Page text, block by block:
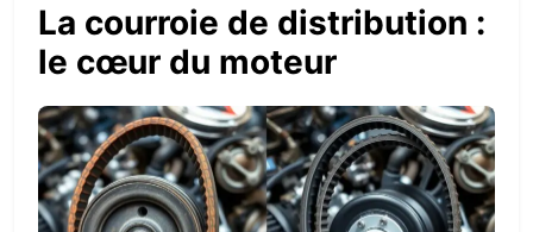
La courroie de distribution :
le cœur du moteur